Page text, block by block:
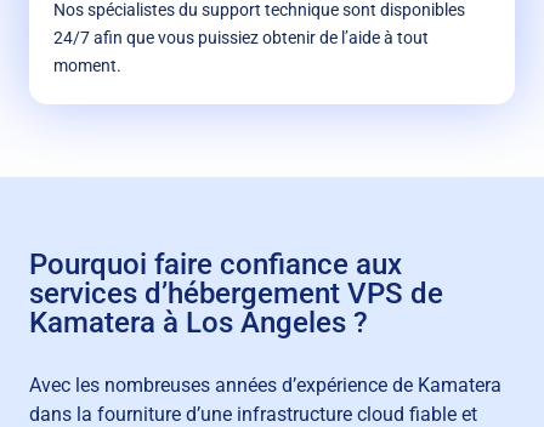
Nos spécialistes du support technique sont disponibles
24/7 afin que vous puissiez obtenir de l’aide à tout
moment.
Pourquoi faire confiance aux
services d’hébergement VPS de
Kamatera à Los Angeles ?
Avec les nombreuses années d’expérience de Kamatera
dans la fourniture d’une infrastructure cloud fiable et